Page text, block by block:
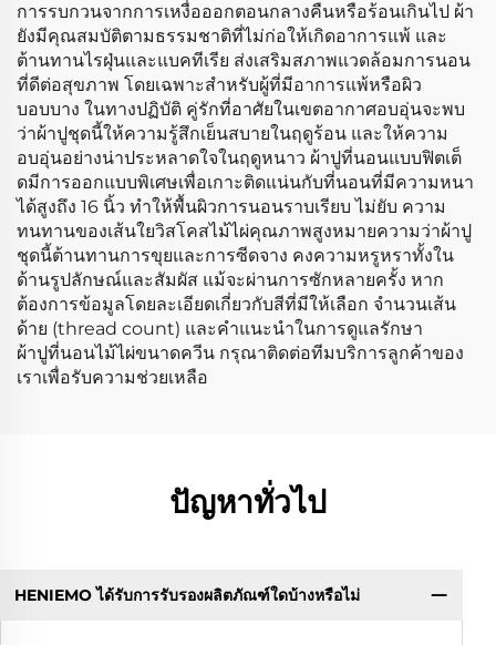
การรบกวนจากการเหงื่อออกตอนกลางคืนหรือร้อนเกินไป ผ้า
ยังมีคุณสมบัติตามธรรมชาติที่ไม่ก่อให้เกิดอาการแพ้ และ
ต้านทานไรฝุ่นและแบคทีเรีย ส่งเสริมสภาพแวดล้อมการนอน
ที่ดีต่อสุขภาพ โดยเฉพาะสำหรับผู้ที่มีอาการแพ้หรือผิว
บอบบาง ในทางปฏิบัติ คู่รักที่อาศัยในเขตอากาศอบอุ่นจะพบ
ว่าผ้าปูชุดนี้ให้ความรู้สึกเย็นสบายในฤดูร้อน และให้ความ
อบอุ่นอย่างน่าประหลาดใจในฤดูหนาว ผ้าปูที่นอนแบบฟิตเต็
ดมีการออกแบบพิเศษเพื่อเกาะติดแน่นกับที่นอนที่มีความหนา
ได้สูงถึง 16 นิ้ว ทำให้พื้นผิวการนอนราบเรียบ ไม่ยับ ความ
ทนทานของเส้นใยวิสโคสไม้ไผ่คุณภาพสูงหมายความว่าผ้าปู
ชุดนี้ต้านทานการขุยและการซีดจาง คงความหรูหราทั้งใน
ด้านรูปลักษณ์และสัมผัส แม้จะผ่านการซักหลายครั้ง หาก
ต้องการข้อมูลโดยละเอียดเกี่ยวกับสีที่มีให้เลือก จำนวนเส้น
ด้าย (thread count) และคำแนะนำในการดูแลรักษา
ผ้าปูที่นอนไม้ไผ่ขนาดควีน กรุณาติดต่อทีมบริการลูกค้าของ
เราเพื่อรับความช่วยเหลือ
ปัญหาทั่วไป
HENIEMO ได้รับการรับรองผลิตภัณฑ์ใดบ้างหรือไม่